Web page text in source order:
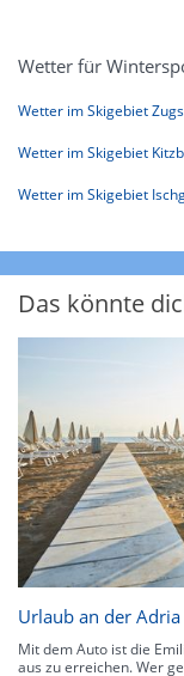
Wetter für
Wetter im Skigebiet
Wetter im Skigebiet
Wetter im Skigebiet
Das könnte
Urlaub an der
Mit dem Auto ist die
aus zu erreichen. Wer